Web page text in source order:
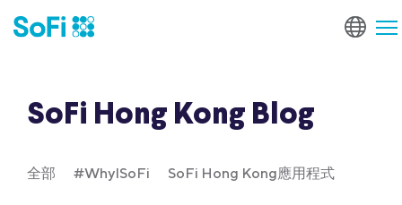
SoFi Hong Kong Blog
全部 #WhyISoFi SoFi Hong Kong應用程式